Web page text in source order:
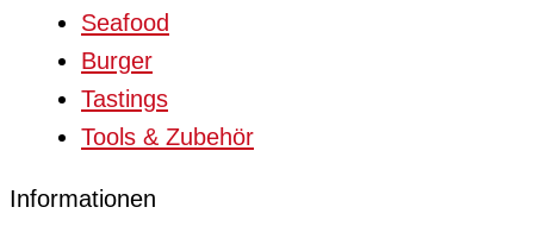
Seafood
Burger
Tastings
Tools & Zubehör
Informationen